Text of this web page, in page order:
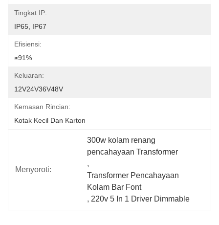
Tingkat IP:
IP65, IP67
Efisiensi:
≥91%
Keluaran:
12V24V36V48V
Kemasan Rincian:
Kotak Kecil Dan Karton
Menyoroti:
300w kolam renang
pencahayaan Transformer
,
Transformer Pencahayaan
Kolam Bar Font
, 220v 5 In 1 Driver Dimmable